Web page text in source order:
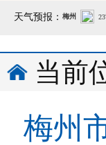
天气预报：
当前
梅州